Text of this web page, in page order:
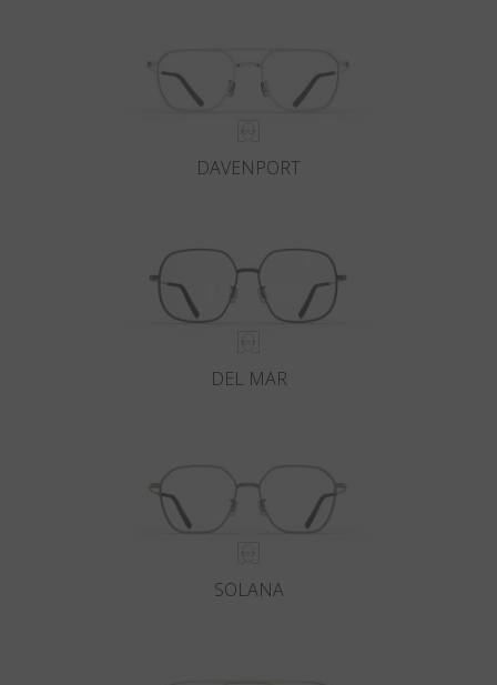
DAVENPORT
DEL MAR
SOLANA